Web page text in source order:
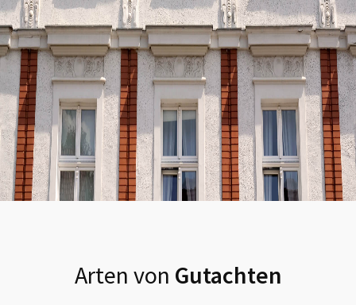
Arten von Gutachten